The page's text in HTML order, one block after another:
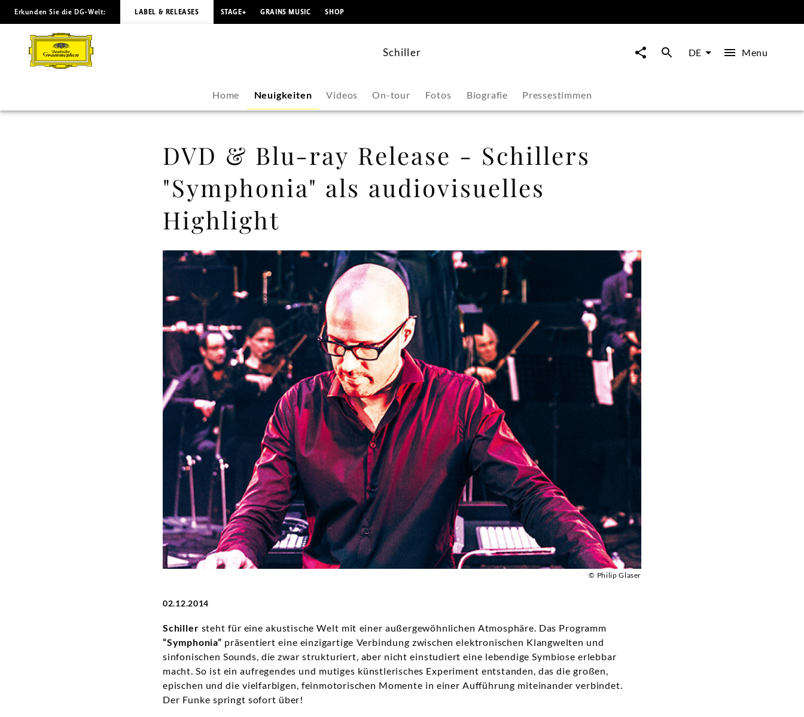
DVD
ray
Erkunden Sie die DG-Welt: LABEL & RELEASES STAGE+ GRAINS MUSIC SHOP
Schiller DE Menu
Home Neuigkeiten Videos On-tour Fotos Biografie Pressestimmen
DVD & Blu-ray Release - Schillers
"Symphonia" als audiovisuelles
Highlight
© Philip Glaser
02.12.2014
Schiller steht für eine akustische Welt mit einer außergewöhnlichen Atmosphäre. Das Programm
“Symphonia” präsentiert eine einzigartige Verbindung zwischen elektronischen Klangwelten und
sinfonischen Sounds, die zwar strukturiert, aber nicht einstudiert eine lebendige Symbiose erlebbar
macht. So ist ein aufregendes und mutiges künstlerisches Experiment entstanden, das die großen,
epischen und die vielfarbigen, feinmotorischen Momente in einer Aufführung miteinander verbindet.
Der Funke springt sofort über!